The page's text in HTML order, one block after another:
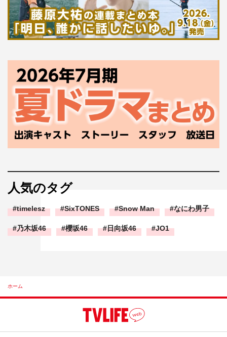
人気のタグ
timelesz SixTONES Snow Man なにわ男子
乃木坂46 櫻坂46 日向坂46 JO1
ホーム